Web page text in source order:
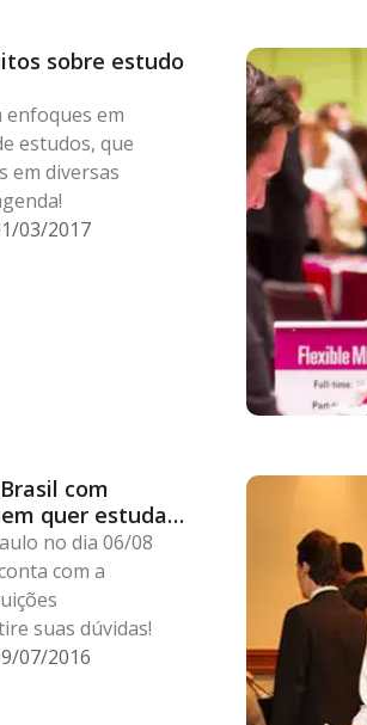
sobre estudo
enfoques em
estudos, que
em diversas
03/2017
com
quer estudar
no dia 06/08
com a
suas dúvidas!
07/2016